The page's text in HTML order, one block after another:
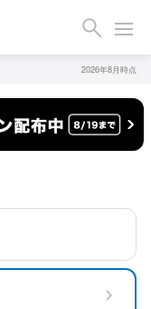
2026年8月時点